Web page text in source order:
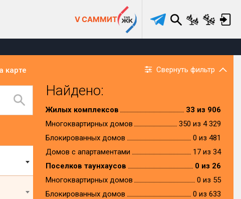
V САММИТ
карте Свернуть фильтр
Найдено:
Жилых комплексов
33 из 906
Многоквартирных домов
350 из 4 329
Блокированных домов
0 из 481
Домов с апартаментами
17 из 34
Поселков таунхаусов
0 из 26
Многоквартирных домов
0 из 55
Блокированных домов
0 из 633